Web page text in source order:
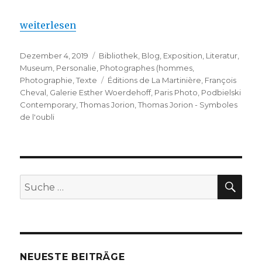
„Thomas Jorion – Symboles de l’oubli“
weiterlesen
Veröffentlicht
am
Dezember 4, 2019 Kategorien
Bibliothek Blog Exposition Literatur
Museum Personalie Photographes (hommes
Photographie ,Texte Schlagwörter
Éditions de La Martinière François
Cheval Galerie Esther Woerdehoff, Paris Photo Podbielski
Contemporary ,Thomas Jorion ,Thomas Jorion - Symboles
de l'oubli
Suche
nach:
NEUESTE BEITRÄGE